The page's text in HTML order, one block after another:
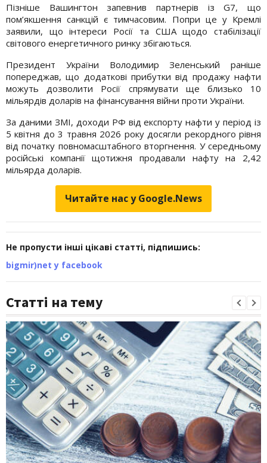
Пізніше Вашингтон запевнив партнерів із G7, що
пом’якшення санкцій є тимчасовим. Попри це у Кремлі
заявили, що інтереси Росії та США щодо стабілізації
світового енергетичного ринку збігаються.
Президент України Володимир Зеленський раніше
попереджав, що додаткові прибутки від продажу нафти
можуть дозволити Росії спрямувати ще близько 10
мільярдів доларів на фінансування війни проти України.
За даними ЗМІ, доходи РФ від експорту нафти у період із
5 квітня до 3 травня 2026 року досягли рекордного рівня
від початку повномасштабного вторгнення. У середньому
російські компанії щотижня продавали нафту на 2,42
мільярда доларів.
Читайте нас у Google.News
Не пропусти інші цікаві статті, підпишись:
bigmir)net у facebook
Статті на тему